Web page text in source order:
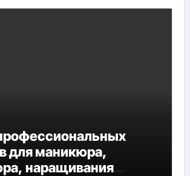
для маникюра,
наращивания